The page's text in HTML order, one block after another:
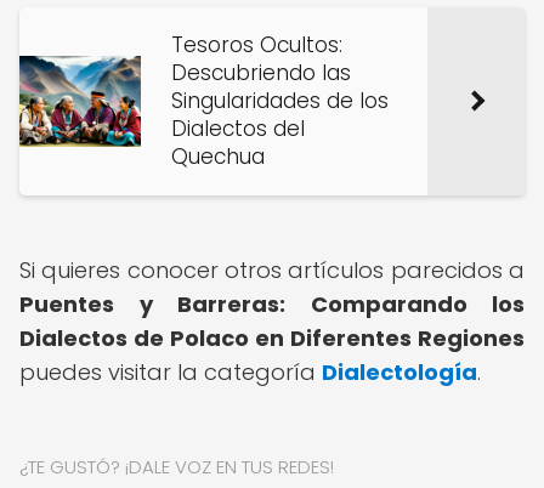
Tesoros Ocultos:
Descubriendo las
Singularidades de los
Dialectos del
Quechua
Si quieres conocer otros artículos parecidos a
Puentes y Barreras: Comparando los
Dialectos de Polaco en Diferentes Regiones
puedes visitar la categoría Dialectología.
¿TE GUSTÓ? ¡DALE VOZ EN TUS REDES!